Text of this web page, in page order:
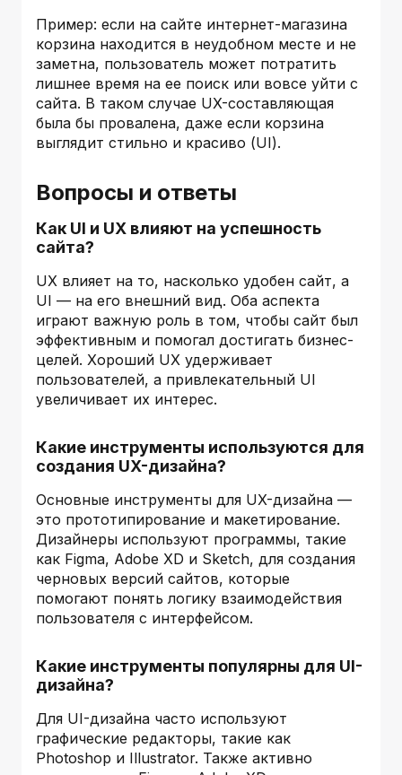
Пример: если на сайте интернет-магазина
корзина находится в неудобном месте и не
заметна, пользователь может потратить
лишнее время на ее поиск или вовсе уйти с
сайта. В таком случае UX-составляющая
была бы провалена, даже если корзина
выглядит стильно и красиво (UI).
Вопросы и ответы
Как UI и UX влияют на успешность
сайта?
UX влияет на то, насколько удобен сайт, а
UI — на его внешний вид. Оба аспекта
играют важную роль в том, чтобы сайт был
эффективным и помогал достигать бизнес-
целей. Хороший UX удерживает
пользователей, а привлекательный UI
увеличивает их интерес.
Какие инструменты используются для
создания UX-дизайна?
Основные инструменты для UX-дизайна —
это прототипирование и макетирование.
Дизайнеры используют программы, такие
как Figma, Adobe XD и Sketch, для создания
черновых версий сайтов, которые
помогают понять логику взаимодействия
пользователя с интерфейсом.
Какие инструменты популярны для UI-
дизайна?
Для UI-дизайна часто используют
графические редакторы, такие как
Photoshop и Illustrator. Также активно